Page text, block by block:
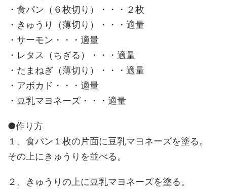
・食パン（６枚切り）・・・２枚
・きゅうり（薄切り）・・・適量
・サーモン・・・適量
・レタス（ちぎる）・・・適量
・たまねぎ（薄切り）・・・適量
・アボカド・・・適量
・豆乳マヨネーズ・・・適量
●作り方
１、食パン１枚の片面に豆乳マヨネーズを塗る。
その上にきゅうりを並べる。
２、きゅうりの上に豆乳マヨネーズを塗る。